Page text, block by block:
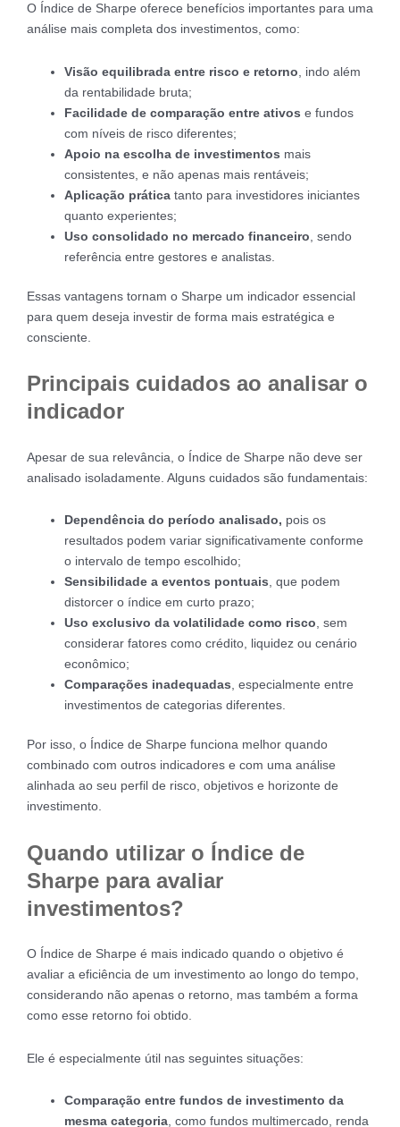
O Índice de Sharpe oferece benefícios importantes para uma
análise mais completa dos investimentos, como:
Visão equilibrada entre risco e retorno , indo além
da rentabilidade bruta;
Facilidade de comparação entre ativos e fundos
com níveis de risco diferentes;
Apoio na escolha de investimentos mais
consistentes, e não apenas mais rentáveis;
Aplicação prática tanto para investidores iniciantes
quanto experientes;
Uso consolidado no mercado financeiro , sendo
referência entre gestores e analistas.
Essas vantagens tornam o Sharpe um indicador essencial
para quem deseja investir de forma mais estratégica e
consciente.
Principais cuidados ao analisar o
indicador
Apesar de sua relevância, o Índice de Sharpe não deve ser
analisado isoladamente. Alguns cuidados são fundamentais:
Dependência do período analisado, pois os
resultados podem variar significativamente conforme
o intervalo de tempo escolhido;
Sensibilidade a eventos pontuais, que podem
distorcer o índice em curto prazo;
Uso exclusivo da volatilidade como risco, sem
considerar fatores como crédito, liquidez ou cenário
econômico;
Comparações inadequadas, especialmente entre
investimentos de categorias diferentes.
Por isso, o Índice de Sharpe funciona melhor quando
combinado com outros indicadores e com uma análise
alinhada ao seu perfil de risco, objetivos e horizonte de
investimento.
Quando utilizar o Índice de
Sharpe para avaliar
investimentos?
O Índice de Sharpe é mais indicado quando o objetivo é
avaliar a eficiência de um investimento ao longo do tempo,
considerando não apenas o retorno, mas também a forma
como esse retorno foi obtido.
Ele é especialmente útil nas seguintes situações:
Comparação entre fundos de investimento da
mesma categoria, como fundos multimercado, renda